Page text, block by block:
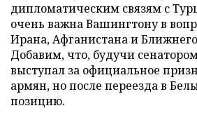
дипломатическим связям с
очень важна Вашингтону в
Ирана, Афганистана и Ближнего
Добавим, что, будучи
выступал за официальное
армян, но после переезда в
позицию.